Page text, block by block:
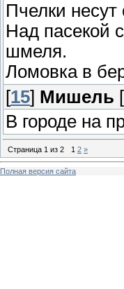
Пчелки
Над пасекой
шмеля.
Ломовка в
[15] Мишель
В городе на
Страница 1 из 2 1 2 »
Полная версия сайта